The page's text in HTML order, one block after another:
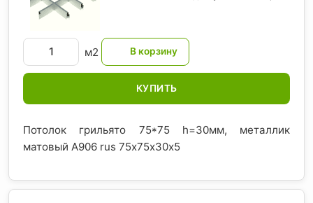
м2
КУПИТЬ
Потолок грильято 75*75 h=30мм, металлик
матовый А906 rus 75х75х30х5